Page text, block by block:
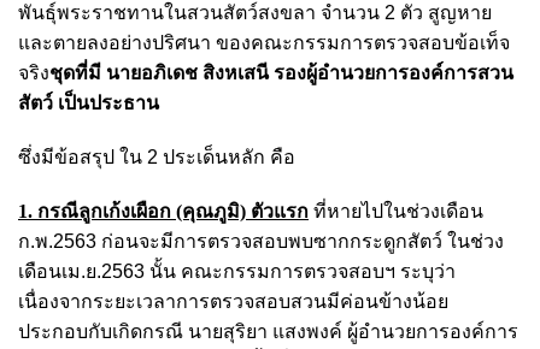
พันธุ์พระราชทานในสวนสัตว์สงขลา จำนวน 2 ตัว สูญหาย
และตายลงอย่างปริศนา ของคณะกรรมการตรวจสอบข้อเท็จ
จริงชุดที่มี นายอภิเดช สิงหเสนี รองผู้อำนวยการองค์การสวน
สัตว์ เป็นประธาน
ซึ่งมีข้อสรุป ใน 2 ประเด็นหลัก คือ
1. กรณีลูกเก้งเผือก (คุณภูมิ) ตัวแรก ที่หายไปในช่วงเดือน
ก.พ.2563 ก่อนจะมีการตรวจสอบพบซากกระดูกสัตว์ ในช่วง
เดือนเม.ย.2563 นั้น คณะกรรมการตรวจสอบฯ ระบุว่า
เนื่องจากระยะเวลาการตรวจสอบสวนมีค่อนข้างน้อย
ประกอบกับเกิดกรณี นายสุริยา แสงพงค์ ผู้อำนวยการองค์การ